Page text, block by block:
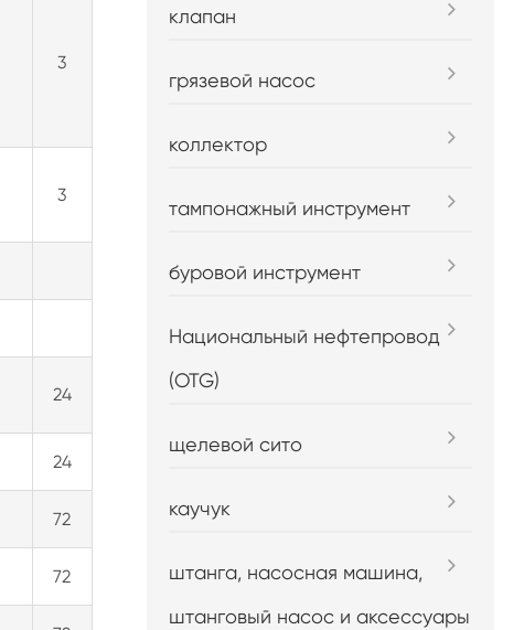
3
3
24
24
72
72
клапан
грязевой насос
коллектор
тампонажный инструмент
буровой инструмент
Национальный нефтепровод
(OTG)
щелевой сито
каучук
штанга, насосная машина,
штанговый насос и аксессуары